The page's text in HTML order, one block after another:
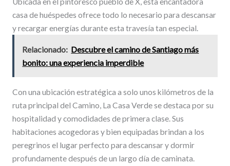
casa de huéspedes ofrece todo lo necesario para descansar
y recargar energías durante esta travesía tan especial.
Relacionado: Descubre el camino de Santiago más
bonito: una experiencia imperdible
Con una ubicación estratégica a solo unos kilómetros de la
ruta principal del Camino, La Casa Verde se destaca por su
hospitalidad y comodidades de primera clase. Sus
habitaciones acogedoras y bien equipadas brindan a los
peregrinos el lugar perfecto para descansar y dormir
profundamente después de un largo día de caminata.